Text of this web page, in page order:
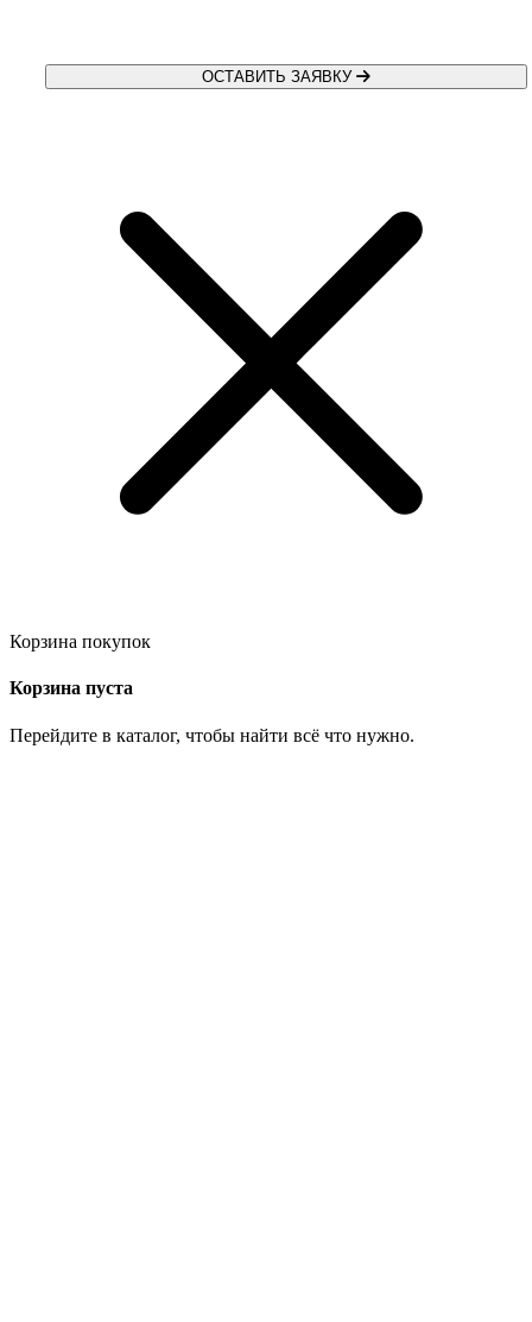
ОСТАВИТЬ ЗАЯВКУ
Корзина покупок
Корзина пуста
Перейдите в каталог, чтобы найти всё что нужно.